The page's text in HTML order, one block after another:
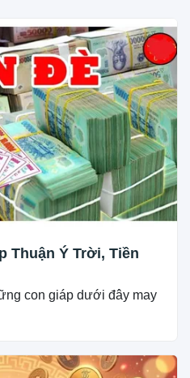
Thuận Ý Trời, Tiền
con giáp dưới đây may